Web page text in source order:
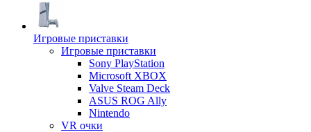
Игровые приставки
Игровые приставки
Sony PlayStation
Microsoft XBOX
Valve Steam Deck
ASUS ROG Ally
Nintendo
VR очки